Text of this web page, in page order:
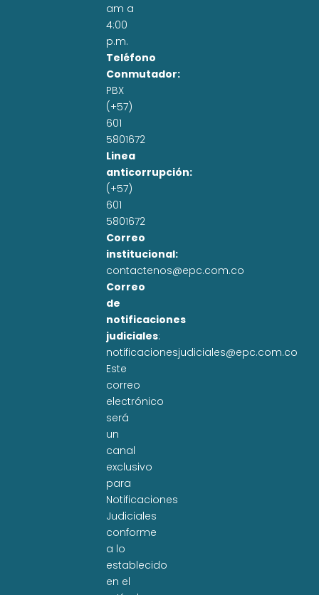
am a
4:00
p.m.
Teléfono
Conmutador:
PBX
(+57)
601
5801672
Linea
anticorrupción:
(+57)
601
5801672
Correo
institucional:
contactenos@epc.com.co
Correo
de
notificaciones
judiciales:
notificacionesjudiciales@epc.com.co
Este
correo
electrónico
será
un
canal
exclusivo
para
Notificaciones
Judiciales
conforme
a lo
establecido
en el